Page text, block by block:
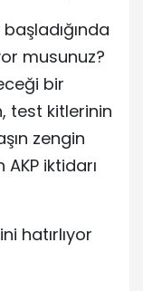
musunuz?
bir
test kitlerinin
zengin
iktidarı
hatırlıyor